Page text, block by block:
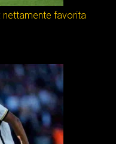
nettamente favorita